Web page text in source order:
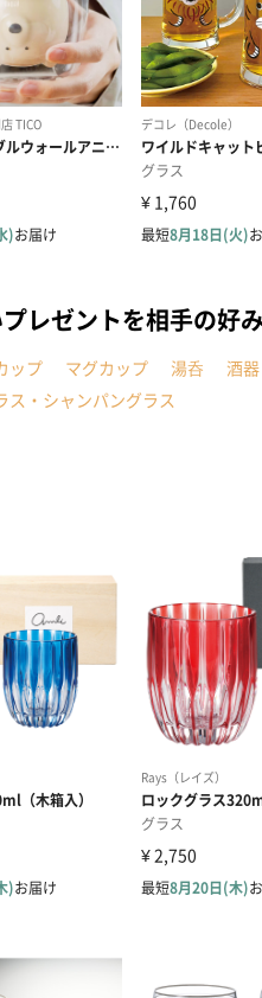
レゼントを相手の好
ップ マグカップ 湯呑 酒
ス・シャンパングラス